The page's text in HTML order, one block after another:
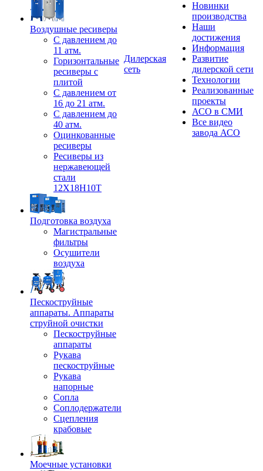
Воздушные ресиверы
С давлением до
11 атм.
Горизонтальные
ресиверы с
плитой
С давлением от
16 до 21 атм.
С давлением до
40 атм.
Оцинкованные
ресиверы
Ресиверы из
нержавеющей
стали
12Х18Н10Т
Подготовка воздуха
Магистральные
фильтры
Осушители
воздуха
Пескоструйные
аппараты. Аппараты
струйной очистки
Пескоструйные
аппараты
Рукава
пескоструйные
Рукава
напорные
Сопла
Соплодержатели
Сцепления
крабовые
Моечные установки
Дилерская
сеть
Новинки
производства
Наши
достижения
Информация
Развитие
дилерской сети
Технологии
Реализованные
проекты
АСО в СМИ
Все видео
завода АСО